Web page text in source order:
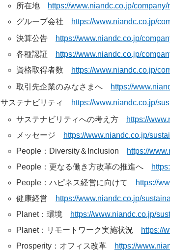
所在地
https://www.niandc.co.jp/company/
グループ会社
https://www.niandc.co.jp/
決算公告
https://www.niandc.co.jp/
各種認証
https://www.niandc.co.jp/
資格取得者数
https://www.niandc.co.jp/
取引先企業のみなさまへ
https://
サステナビリティ
https://www.niandc.co.jp/
サステナビリティへの考え方
https://
メッセージ
https://www.niandc.co.jp/
People：Diversity＆Inclusion
https://
People：更なる働き方改革の推進へ
People：ハピネス経営に向けて
https://
健康経営
https://www.niandc.co.jp/
Planet：環境
https://www.niandc.co.jp/
Planet：リモートワーク実施状況
https://
Prosperity：オフィス改革
https://